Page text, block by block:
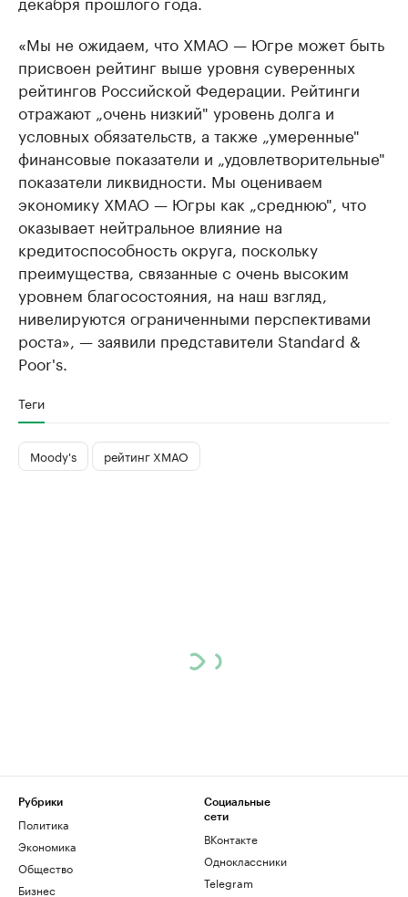
«Мы не ожидаем, что ХМАО — Югре может быть
присвоен рейтинг выше уровня суверенных
рейтингов Российской Федерации. Рейтинги
отражают „очень низкий" уровень долга и
условных обязательств, а также „умеренные"
финансовые показатели и „удовлетворительные"
показатели ликвидности. Мы оцениваем
экономику ХМАО — Югры как „среднюю", что
оказывает нейтральное влияние на
кредитоспособность округа, поскольку
преимущества, связанные с очень высоким
уровнем благосостояния, на наш взгляд,
нивелируются ограниченными перспективами
роста», — заявили представители Standard &
Poor's.
Теги
Moody's рейтинг ХМАО
Рубрики
Политика
Экономика
Общество
Бизнес
Социальные
сети
ВКонтакте
Одноклассники
Telegram